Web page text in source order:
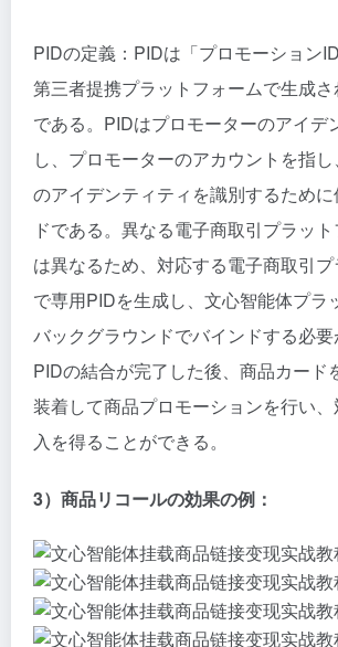
PIDの定義：PIDは「プロモーションID
第三者提携プラットフォームで生成
である。PIDはプロモーターのアイデ
し、プロモーターのアカウントを指
のアイデンティティを識別するため
ドである。異なる電子商取引プラッ
は異なるため、対応する電子商取引
で専用PIDを生成し、文心智能体プラ
バックグラウンドでバインドする必要
PIDの結合が完了した後、商品カード
装着して商品プロモーションを行い
入を得ることができる。
3）商品リコールの効果の例：